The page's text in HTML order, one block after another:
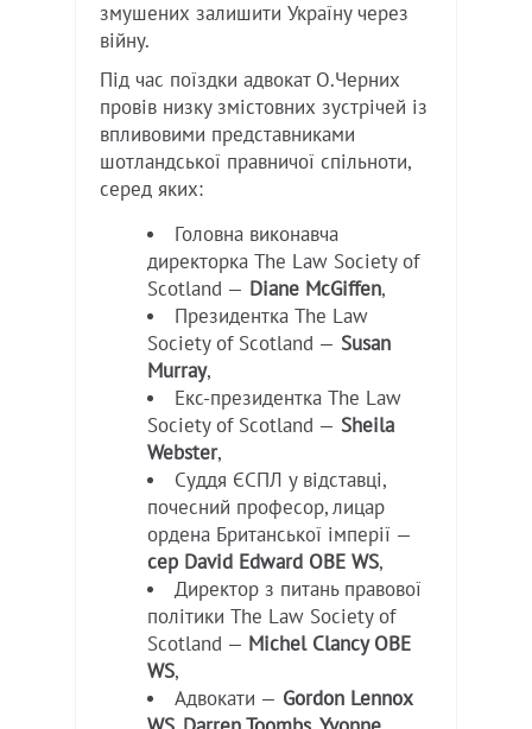
змушених залишити Україну через
війну.
Під час поїздки адвокат О.Черних
провів низку змістовних зустрічей із
впливовими представниками
шотландської правничої спільноти,
серед яких:
Головна виконавча
директорка The Law Society of
Scotland — Diane McGiffen,
Президентка The Law
Society of Scotland — Susan
Murray,
Екс-президентка The Law
Society of Scotland — Sheila
Webster,
Суддя ЄСПЛ у відставці,
почесний професор, лицар
ордена Британської імперії —
сер David Edward OBE WS,
Директор з питань правової
політики The Law Society of
Scotland — Michel Clancy OBE
WS,
Адвокати — Gordon Lennox